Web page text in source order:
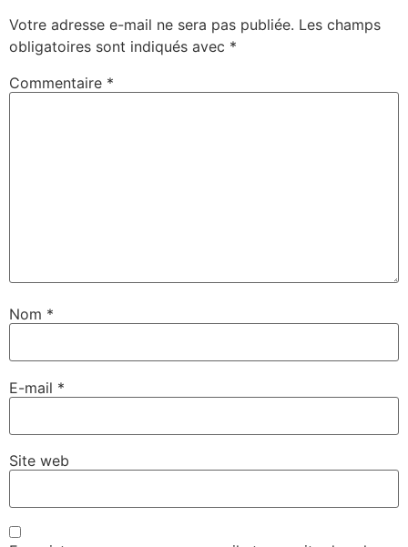
Votre adresse e-mail ne sera pas publiée. Les champs
obligatoires sont indiqués avec *
Commentaire *
Nom *
E-mail *
Site web